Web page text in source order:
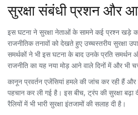
सुरक्षा संबंधी प्रशन और
इस घटना ने सुरक्षा नेताओं के सामने कई प्रश्न खड़े
राजनीतिक तनावों को देखते हुए उच्चस्तरीय सुरक्षा
समर्थकों ने भी इस घटना के बाद उनके प्रति समर्थन
राजनीति का यह नया मोड़ आने वाले दिनों में और भी
कानून प्रवर्तन एजेंसियां हमले की जांच कर रही हैं और
पहचान कर ली गई है। इस बीच, ट्रंप की सुरक्षा बढ़ा
रैलियों में भी भारी सुरक्षा इंतजामों की सलाह दी है।